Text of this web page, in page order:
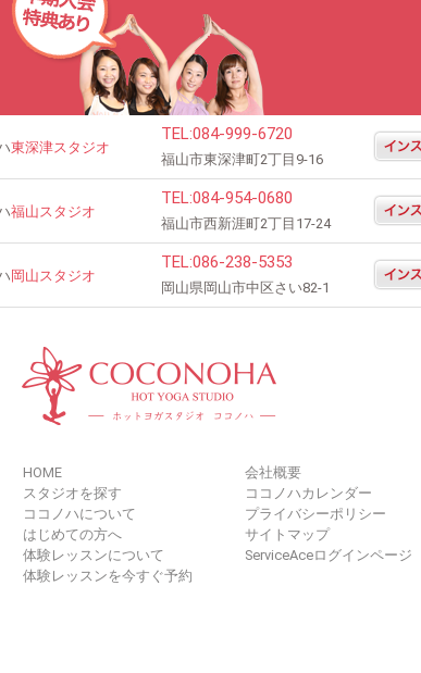
東深津スタジオ
TEL:084-999-6720
福山市東深津町2丁目9-16
福山スタジオ
TEL:084-954-0680
福山市西新涯町2丁目17-24
岡山スタジオ
TEL:086-238-5353
岡山県岡山市中区さい82-1
HOME
スタジオを探す
ココノハについて
はじめての方へ
体験レッスンについて
体験レッスンを今すぐ予約
会社概要
ココノハカレンダー
プライバシーポリシー
サイトマップ
ServiceAceログインページ